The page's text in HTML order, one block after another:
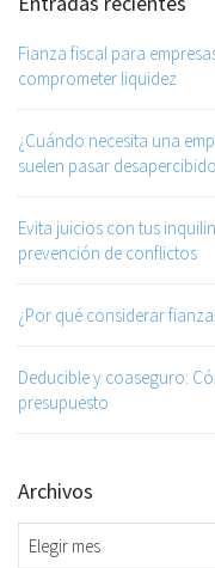
Fianza fiscal para
comprometer liquidez
¿Cuándo necesita una
suelen pasar
Evita juicios con tus
prevención de conflictos
¿Por qué considerar
Deducible y coaseguro:
presupuesto
Archivos
Archivos